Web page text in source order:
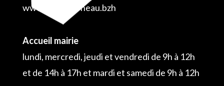
www.plouguerneau.bzh
Accueil mairie
lundi, mercredi, jeudi et vendredi de 9h à 12h
et de 14h à 17h et mardi et samedi de 9h à 12h